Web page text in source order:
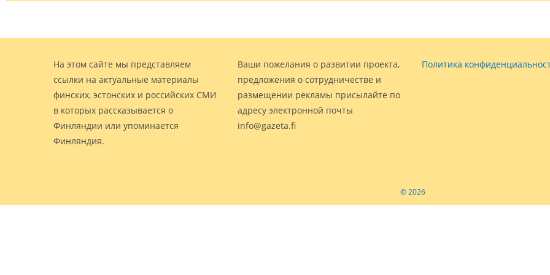
На этом сайте мы представляем
ссылки на актуальные материалы
финских, эстонских и российских СМИ
в которых рассказывается о
Финляндии или упоминается
Финляндия.
Ваши пожелания о развитии проекта,
предложения о сотрудничестве и
размещении рекламы присылайте по
адресу электронной почты
info@gazeta.fi
Политика
© 2026